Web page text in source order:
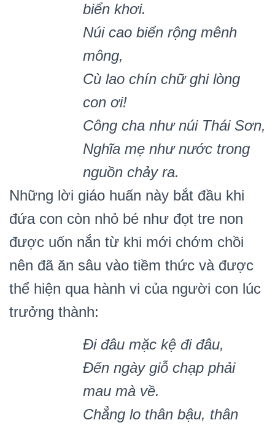
biển khơi.
Núi cao biển rộng mênh
mông,
Cù lao chín chữ ghi lòng
con ơi!
Công cha như núi Thái Sơn,
Nghĩa mẹ như nước trong
nguồn chảy ra.
Những lời giáo huấn này bắt đầu khi
đứa con còn nhỏ bé như đọt tre non
được uốn nắn từ khi mới chớm chồi
nên đã ăn sâu vào tiềm thức và được
thể hiện qua hành vi của người con lúc
trưởng thành:
Đi đâu mặc kệ đi đâu,
Đến ngày giỗ chạp phải
mau mà về.
Chẳng lo thân bậu, thân